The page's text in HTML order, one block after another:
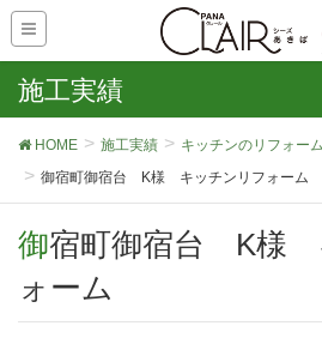
施工実績
HOME 施工実績
キッチンのリフォー
御宿町御宿台 K様 キッチンリフォーム
御宿町御宿台 K様 キッチンリフ
ォーム